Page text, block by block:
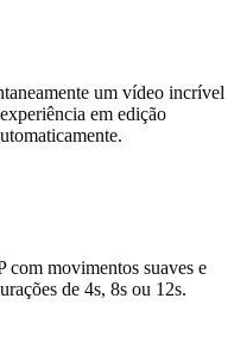
um vídeo incrível
em edição
com movimentos suaves e
de 4s, 8s ou 12s.